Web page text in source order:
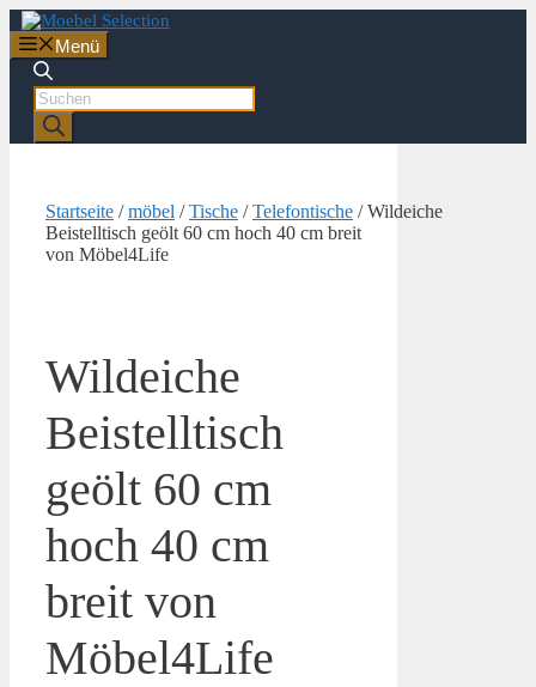
Zum
Inhalt
springen
Menü
Products
search
Startseite /möbel /Tische /Telefontische / Wildeiche
Beistelltisch geölt 60 cm hoch 40 cm breit
von Möbel4Life
Wildeiche
Beistelltisch
geölt 60 cm
hoch 40 cm
breit von
Möbel4Life